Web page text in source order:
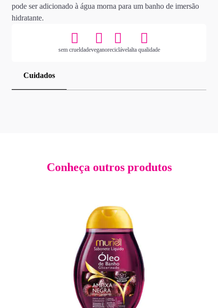
pode ser adicionado à água morna para um banho de imersão
hidratante.
sem crueldadeveganoreciclávelalta qualidade
Cuidados
Conheça outros produtos